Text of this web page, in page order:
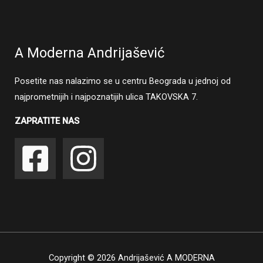
A Moderna Andrijašević
Posetite nas nalazimo se u centru Beograda u jednoj od
najprometnijih i najpoznatijih ulica TAKOVSKA 7.
ZAPRATITE NAS
Copyright © 2026 Andrijašević A MODERNA